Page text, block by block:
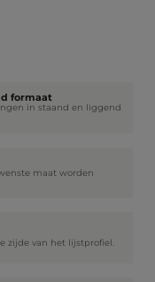
formaat
in staand en liggend
maat worden
zijde van het lijstprofiel.